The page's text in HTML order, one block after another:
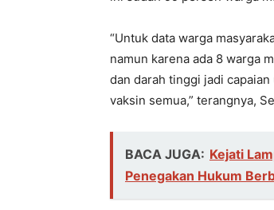
“Untuk data warga
namun karena ada 8 warga
dan darah tinggi jadi
vaksin semua,” terangnya,
BACA JUGA: Kejati
Penegakan Hukum